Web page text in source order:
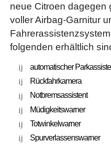
neue Citroen dagegen
voller Airbag-Garnitur
folgenden erhältlich
automatischer
Rückfahrkamera
Notbremsassistent
Müdigkeitswarner
Totwinkelwarner
Spurverlassenswarner